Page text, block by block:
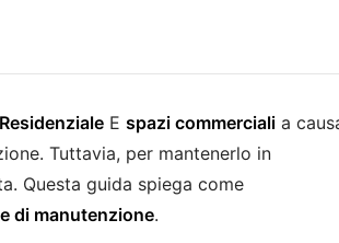
Residenziale E spazi commerciali a
Tuttavia, per mantenerlo in
Questa guida spiega come
di manutenzione.